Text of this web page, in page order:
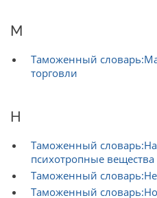
М
Таможенный
торговли
Н
Таможенный
психотропные
Таможенный
Таможенный